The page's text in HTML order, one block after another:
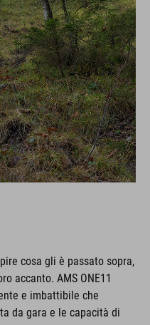
cosa gli è passato sopra,
accanto. AMS ONE11
e imbattibile che
da gara e le capacità di